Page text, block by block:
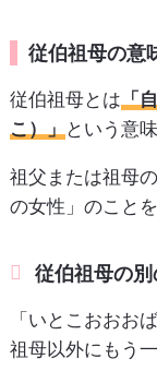
従伯祖母の意
従伯祖母とは「
こ）」という意
祖父または祖母
の女性」のことを
従伯祖母の
「いとこおおお
祖母以外にもう